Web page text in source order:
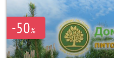
-50%